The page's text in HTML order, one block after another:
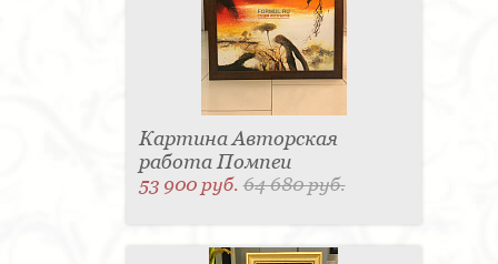
Картина Авторская
работа Помпеи
53 900 руб.64 680 руб.